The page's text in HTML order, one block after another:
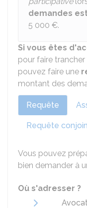
demandes
5 000 €.
Si vous êtes
pour faire
pouvez faire une
montant des
Requête
Requête
Vous pouvez
bien demander à
Où s'adresser ?